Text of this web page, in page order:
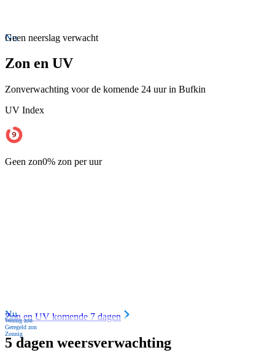
Nu
Geen neerslag verwacht
Zon en UV
Zonverwachting voor de komende 24 uur in Bufkin
UV Index
Geen zon0% zon per uur
Nu
Weinig zon
Geregeld zon
Zonnig
Zon en UV komende 7 dagen
5 dagen weersverwachting